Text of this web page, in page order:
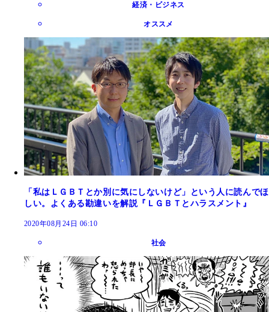
経済・ビジネス
オススメ
「私はＬＧＢＴとか別に気にしないけど」という人に読んでほ
しい。よくある勘違いを解説『ＬＧＢＴとハラスメント』
2020年08月24日 06:10
社会